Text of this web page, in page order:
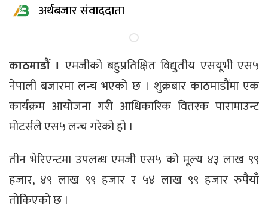
अर्थबजार संवाददाता
काठमाडौं । एमजीको बहुप्रतिक्षित विद्युतीय एसयूभी एस५
नेपाली बजारमा लन्च भएको छ । शुक्रबार काठमाडौंमा एक
कार्यक्रम आयोजना गरी आधिकारिक वितरक पारामाउन्ट
मोटर्सले एस५ लन्च गरेको हो ।
तीन भेरिएन्टमा उपलब्ध एमजी एस५ को मूल्य ४३ लाख ९९
हजार, ४९ लाख ९९ हजार र ५४ लाख ९९ हजार रुपैयाँ
तोकिएको छ ।